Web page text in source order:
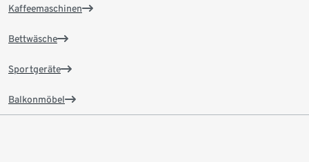
Kaffeemaschinen
Bettwäsche
Sportgeräte
Balkonmöbel